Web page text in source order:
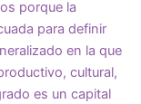
porque la
para definir
en la que
cultural,
es un capital